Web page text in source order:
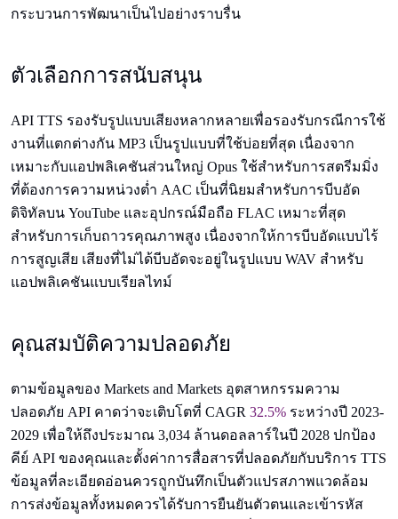
กระบวนการพัฒนาเป็นไปอย่างราบรื่น
ตัวเลือกการสนับสนุน
API TTS รองรับรูปแบบเสียงหลากหลายเพื่อรองรับกรณีการใช้
งานที่แตกต่างกัน MP3 เป็นรูปแบบที่ใช้บ่อยที่สุด เนื่องจาก
เหมาะกับแอปพลิเคชันส่วนใหญ่ Opus ใช้สำหรับการสตรีมมิ่ง
ที่ต้องการความหน่วงต่ำ AAC เป็นที่นิยมสำหรับการบีบอัด
ดิจิทัลบน YouTube และอุปกรณ์มือถือ FLAC เหมาะที่สุด
สำหรับการเก็บถาวรคุณภาพสูง เนื่องจากให้การบีบอัดแบบไร้
การสูญเสีย เสียงที่ไม่ได้บีบอัดจะอยู่ในรูปแบบ WAV สำหรับ
แอปพลิเคชันแบบเรียลไทม์
คุณสมบัติความปลอดภัย
ตามข้อมูลของ Markets and Markets อุตสาหกรรมความ
ปลอดภัย API คาดว่าจะเติบโตที่ CAGR 32.5% ระหว่างปี 2023-
2029 เพื่อให้ถึงประมาณ 3,034 ล้านดอลลาร์ในปี 2028 ปกป้อง
คีย์ API ของคุณและตั้งค่าการสื่อสารที่ปลอดภัยกับบริการ TTS
ข้อมูลที่ละเอียดอ่อนควรถูกบันทึกเป็นตัวแปรสภาพแวดล้อม
การส่งข้อมูลทั้งหมดควรได้รับการยืนยันตัวตนและเข้ารหัส